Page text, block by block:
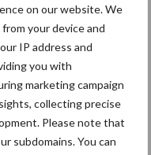
on our website. We
your device and
IP address and
you with
marketing campaign
collecting precise
Please note that
subdomains. You can
eco-
veranderd. Op
dient dit per 1 juni
na de eerste snede nog